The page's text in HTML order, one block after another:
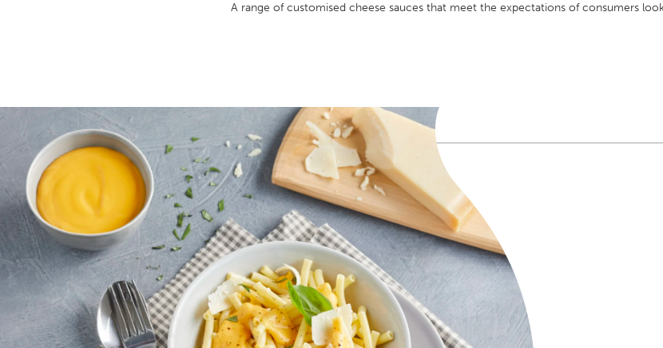
A range of customised cheese sauces that meet the expectations of consumers